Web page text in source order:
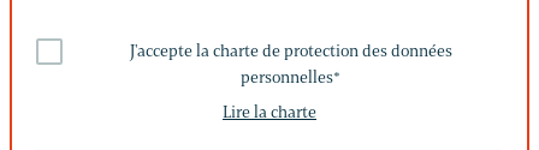
J'accepte la charte de protection des données
personnelles*
Lire la charte